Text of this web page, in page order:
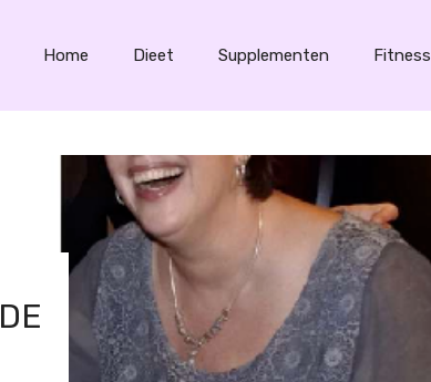
Home Dieet Supplementen Fitness